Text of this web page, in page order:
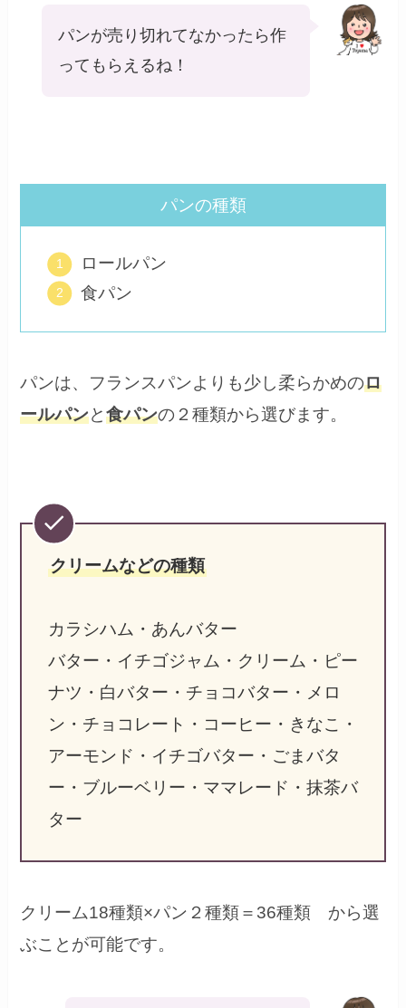
パンが売り切れてなかったら作
ってもらえるね！
パンの種類
ロールパン
食パン
パンは、フランスパンよりも少し柔らかめのロ
ールパンと食パンの２種類から選びます。
クリームなどの種類
カラシハム・あんバター
バター・イチゴジャム・クリーム・ピー
ナツ・白バター・チョコバター・メロ
ン・チョコレート・コーヒー・きなこ・
アーモンド・イチゴバター・ごまバタ
ー・ブルーベリー・ママレード・抹茶バ
ター
クリーム18種類×パン２種類＝36種類 から選
ぶことが可能です。